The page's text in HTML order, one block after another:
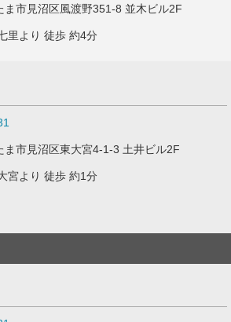
ま市見沼区風渡野351-8 並木ビル2F
里より 徒歩 約4分
ま市見沼区東大宮4-1-3 土井ビル2F
宮より 徒歩 約1分